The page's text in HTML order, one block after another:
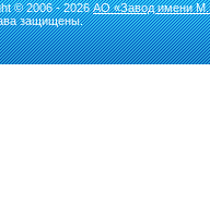
© 2006 - 2026АО «Завод имени
защищены.